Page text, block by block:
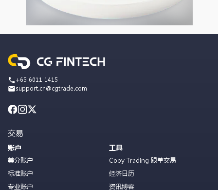
+65 6011 1415
support.cn@cgtrade.com
交易
账户
美分账户
标准账户
专业账户
工具
Copy Trading 跟单交易
经济日历
资讯博客